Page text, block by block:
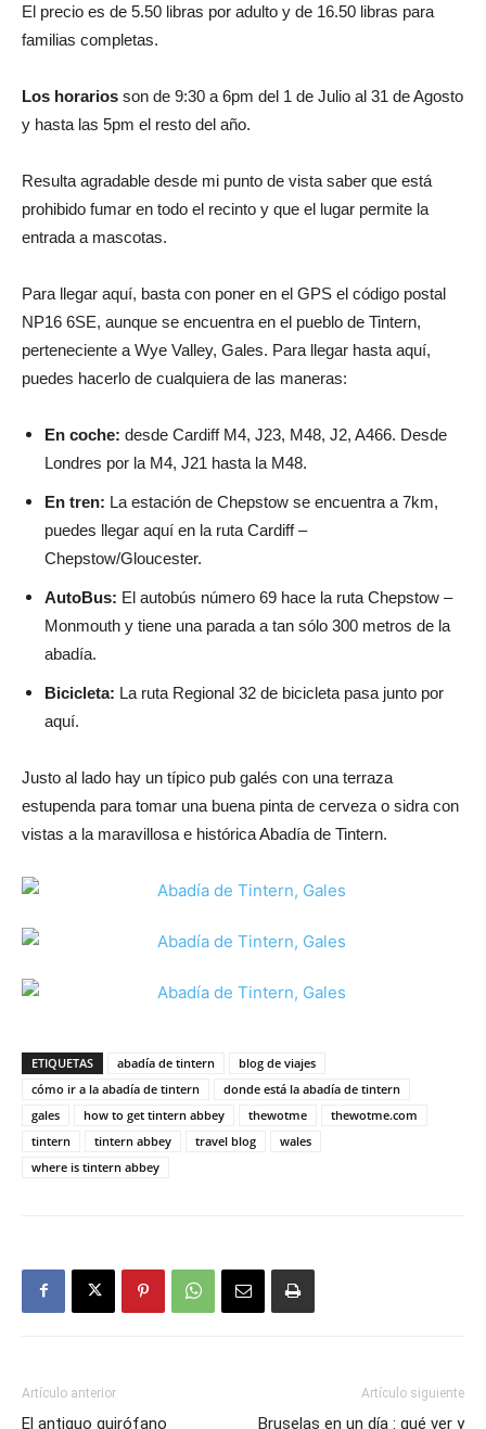
El precio es de 5.50 libras por adulto y de 16.50 libras para
familias completas.
Los horarios son de 9:30 a 6pm del 1 de Julio al 31 de Agosto
y hasta las 5pm el resto del año.
Resulta agradable desde mi punto de vista saber que está
prohibido fumar en todo el recinto y que el lugar permite la
entrada a mascotas.
Para llegar aquí, basta con poner en el GPS el código postal
NP16 6SE, aunque se encuentra en el pueblo de Tintern,
perteneciente a Wye Valley, Gales. Para llegar hasta aquí,
puedes hacerlo de cualquiera de las maneras:
En coche: desde Cardiff M4, J23, M48, J2, A466. Desde
Londres por la M4, J21 hasta la M48.
En tren: La estación de Chepstow se encuentra a 7km,
puedes llegar aquí en la ruta Cardiff –
Chepstow/Gloucester.
AutoBus: El autobús número 69 hace la ruta Chepstow –
Monmouth y tiene una parada a tan sólo 300 metros de la
abadía.
Bicicleta: La ruta Regional 32 de bicicleta pasa junto por
aquí.
Justo al lado hay un típico pub galés con una terraza
estupenda para tomar una buena pinta de cerveza o sidra con
vistas a la maravillosa e histórica Abadía de Tintern.
ETIQUETAS abadía de tintern
blog de viajes
cómo ir a la abadía de tintern
donde está la abadía de tintern
gales
how to get tintern abbey thewotme
thewotme.com
tintern
tintern abbey travel blog
wales
where is tintern abbey
Artículo anterior
El antiguo quirófano
Artículo siguiente
Bruselas en un día : qué ver y